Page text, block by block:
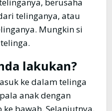
berusaha
telinganya, atau
Mungkin si
lakukan?
ke dalam telinga
anak dengan